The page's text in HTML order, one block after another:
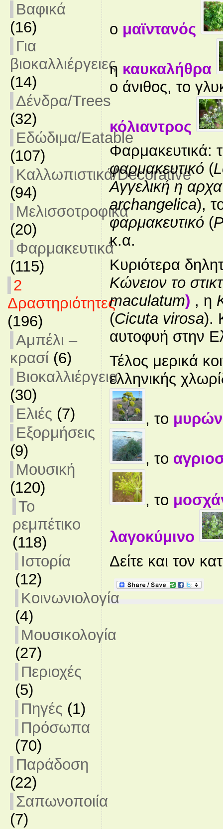
Βαφικά
(16)
Για
βιοκαλλιέργειες
(14)
Δένδρα/Trees
(32)
Εδώδιμα/Eatable
(107)
Καλλωπιστικά/Decorative
(94)
Μελισσοτροφικά
(20)
Φαρμακευτικά
(115)
2
Δραστηριότητες
(196)
Αμπέλι –
κρασί (6)
Βιοκαλλιέργεια
(30)
Ελιές (7)
Εξορμήσεις
(9)
Μουσική
(120)
Το
ρεμπέτικο
(118)
Ιστορία
(12)
Κοινωνιολογία
(4)
Μουσικολογία
(27)
Περιοχές
(5)
Πηγές (1)
Πρόσωπα
(70)
Παράδοση
(22)
Σαπωνοποιία
(7)
ο μαϊντανός
η καυκαλήθρα
ο άνιθος, το
κόλιαντρος
Φαρμακευτικά:
φαρμακευτικό(
Αγγελική η
archangelica),
φαρμακευτικό(
κ.α.
Κυριότερα
Κώνειον το
maculatum) , η
(Cicuta virosa).
αυτοφυή στην
Τέλος μερικά
ελληνικής
, το
, το
, το
λαγοκύμινο
Δείτε και τον